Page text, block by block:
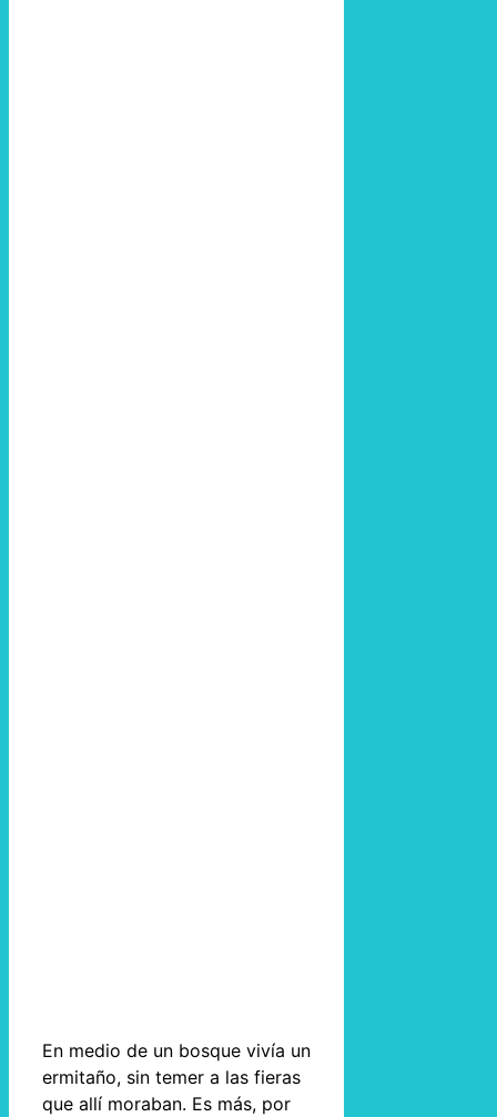
En medio de un bosque vivía un
ermitaño, sin temer a las fieras
que allí moraban. Es más, por